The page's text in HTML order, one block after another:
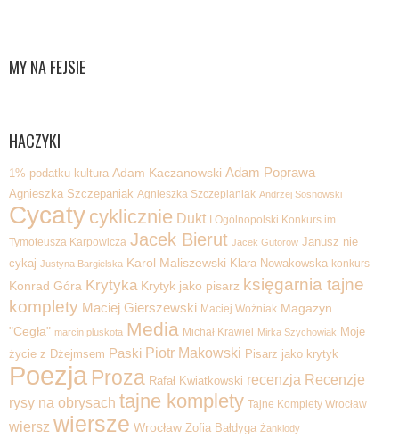
MY NA FEJSIE
HACZYKI
1% podatku kultura Adam Kaczanowski Adam Poprawa
Agnieszka Szczepaniak Agnieszka Szczepianiak Andrzej Sosnowski
Cycaty cyklicznie Dukt I Ogólnopolski Konkurs im.
Tymoteusza Karpowicza Jacek Bierut Jacek Gutorow Janusz nie
cykaj Justyna Bargielska Karol Maliszewski Klara Nowakowska konkurs
Konrad Góra Krytyka Krytyk jako pisarz księgarnia tajne
komplety Maciej Gierszewski Maciej Woźniak Magazyn
"Cegła" marcin pluskota Media Michał Krawiel Mirka Szychowiak Moje
życie z Dżejmsem Paski Piotr Makowski Pisarz jako krytyk
Poezja Proza Rafał Kwiatkowski recenzja Recenzje
rysy na obrysach tajne komplety Tajne Komplety Wrocław
wiersz wiersze Wrocław Zofia Bałdyga Żanklody